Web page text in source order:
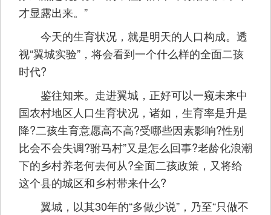
才显露出来。”
今天的生育状况，就是明天的人口构成。透
视“翼城实验”，将会看到一个什么样的全面二孩
时代?
鉴往知来。走进翼城，正好可以一窥未来中
国农村地区人口生育状况，诸如，生育率是升是
降?二孩生育意愿高不高?受哪些因素影响?性别
比会不会失调?驸马村”又是怎么回事?老龄化浪潮
下的乡村养老何去何从?全面二孩政策，又将给
这个县的城区和乡村带来什么?
翼城，以其30年的“多做少说”，乃至“只做不